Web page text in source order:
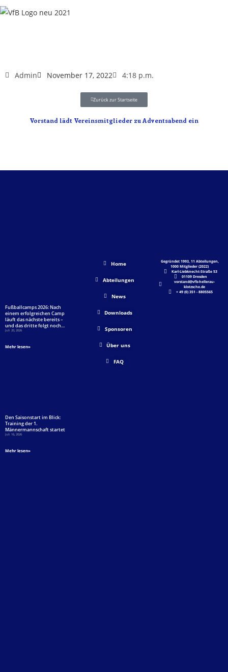
Admin November 17, 2022 4:18 p.m.
Zurück zur Startseite
Vorstand lädt Vereinsmitglieder zu Adventsabend ein
Fußballcamps 2026: Nach
einem erfolgreichen Camp
läuft das nächste bereits –
und das dritte folgt noch…
Juli 20, 2026
Mehr lesen»
Den Saisonstart im Blick:
Training der 1.
Männermannschaft startet
Juli 16, 2026
Mehr lesen»
Home
Abteilungen
News
Downloads
Sponsoren
Über uns
FAQ
Gegründet 1993, 11 Abteilungen,
1000 Mitglieder (2022)
Karl-Liebknecht-Straße 53
01109 Dresden
vorstand@vfb-hellerau-
klotzsche.de
+ 49 (0) 351 - 8805565